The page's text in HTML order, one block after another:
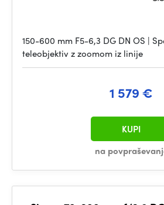
150-600 mm F5-6,3 DG DN OS |
teleobjektiv z zoomom iz linije
1 579 €
na
KUPI